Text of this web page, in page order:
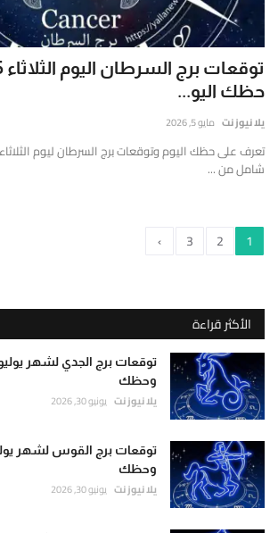
حظك اليو...
يلا نيوز نت مايو 5, 2026
شامل من ...
1
2
3
›
الأكثر قراءة
وحظك
يلا نيوز نت يونيو 30, 2026
وحظك
يلا نيوز نت يونيو 30, 2026